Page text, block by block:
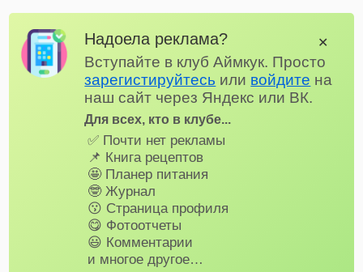
Надоела реклама?
Вступайте в клуб Аймкук. Просто
зарегистируйтесь или войдите на
наш сайт через Яндекс или ВК.
Для всех, кто в клубе...
✅ Почти нет рекламы
📌 Книга рецептов
🤩 Планер питания
🤓 Журнал
😗 Страница профиля
😋 Фотоотчеты
😃 Комментарии
и многое другое…
✕